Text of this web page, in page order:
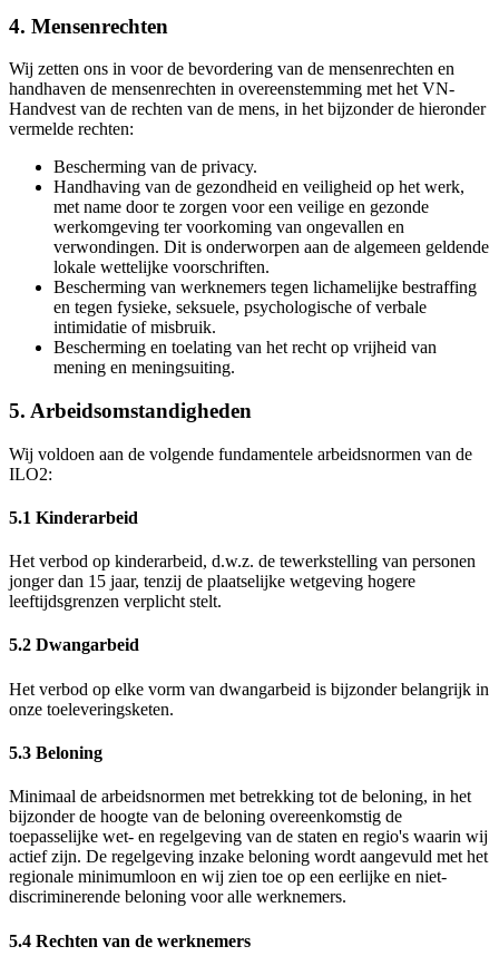
4. Mensenrechten
Wij zetten ons in voor de bevordering van de mensenrechten en
handhaven de mensenrechten in overeenstemming met het VN-
Handvest van de rechten van de mens, in het bijzonder de hieronder
vermelde rechten:
Bescherming van de privacy.
Handhaving van de gezondheid en veiligheid op het werk,
met name door te zorgen voor een veilige en gezonde
werkomgeving ter voorkoming van ongevallen en
verwondingen. Dit is onderworpen aan de algemeen geldende
lokale wettelijke voorschriften.
Bescherming van werknemers tegen lichamelijke bestraffing
en tegen fysieke, seksuele, psychologische of verbale
intimidatie of misbruik.
Bescherming en toelating van het recht op vrijheid van
mening en meningsuiting.
5. Arbeidsomstandigheden
Wij voldoen aan de volgende fundamentele arbeidsnormen van de
ILO2:
5.1 Kinderarbeid
Het verbod op kinderarbeid, d.w.z. de tewerkstelling van personen
jonger dan 15 jaar, tenzij de plaatselijke wetgeving hogere
leeftijdsgrenzen verplicht stelt.
5.2 Dwangarbeid
Het verbod op elke vorm van dwangarbeid is bijzonder belangrijk in
onze toeleveringsketen.
5.3 Beloning
Minimaal de arbeidsnormen met betrekking tot de beloning, in het
bijzonder de hoogte van de beloning overeenkomstig de
toepasselijke wet- en regelgeving van de staten en regio's waarin wij
actief zijn. De regelgeving inzake beloning wordt aangevuld met het
regionale minimumloon en wij zien toe op een eerlijke en niet-
discriminerende beloning voor alle werknemers.
5.4 Rechten van de werknemers